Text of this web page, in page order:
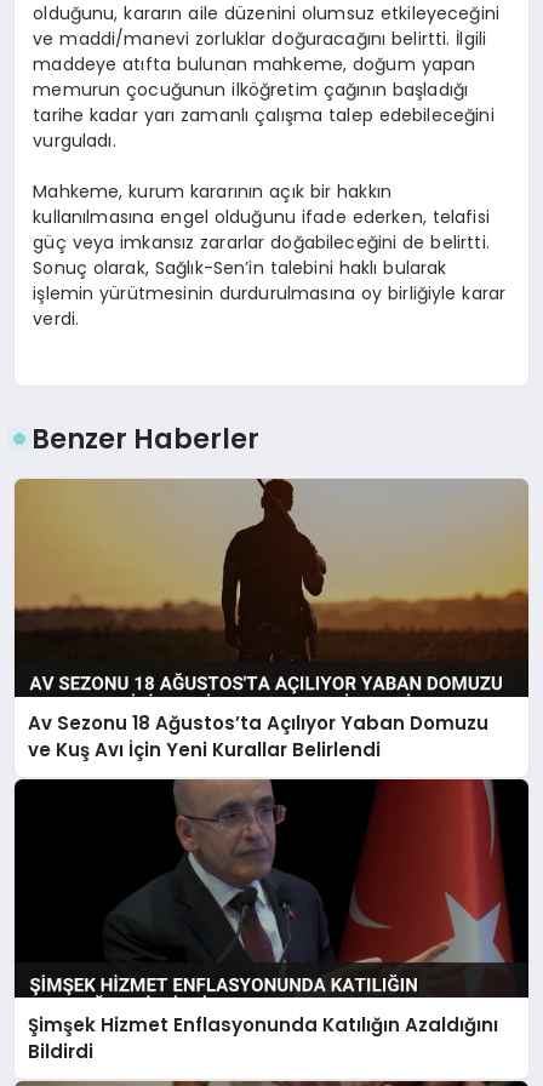
olduğunu, kararın aile düzenini olumsuz etkileyeceğini
ve maddi/manevi zorluklar doğuracağını belirtti. İlgili
maddeye atıfta bulunan mahkeme, doğum yapan
memurun çocuğunun ilköğretim çağının başladığı
tarihe kadar yarı zamanlı çalışma talep edebileceğini
vurguladı.
Mahkeme, kurum kararının açık bir hakkın
kullanılmasına engel olduğunu ifade ederken, telafisi
güç veya imkansız zararlar doğabileceğini de belirtti.
Sonuç olarak, Sağlık-Sen’in talebini haklı bularak
işlemin yürütmesinin durdurulmasına oy birliğiyle karar
verdi.
Benzer Haberler
Av Sezonu 18 Ağustos’ta Açılıyor Yaban Domuzu
ve Kuş Avı İçin Yeni Kurallar Belirlendi
Şimşek Hizmet Enflasyonunda Katılığın Azaldığını
Bildirdi